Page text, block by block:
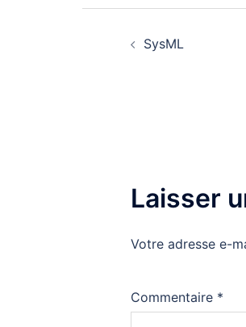
d’article
SysML
Laisser
Votre adresse e-
Commentaire *